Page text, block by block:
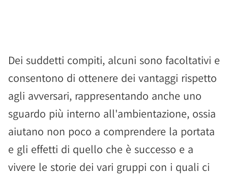
Dei suddetti compiti, alcuni sono facoltativi e
consentono di ottenere dei vantaggi rispetto
agli avversari, rappresentando anche uno
sguardo più interno all'ambientazione, ossia
aiutano non poco a comprendere la portata
e gli effetti di quello che è successo e a
vivere le storie dei vari gruppi con i quali ci